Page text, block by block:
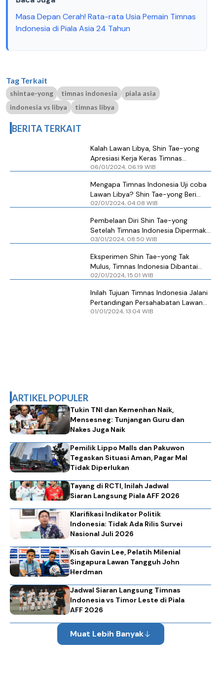
Masa Depan Cerah! Rata-rata Usia Pemain Timnas
Indonesia di Piala Asia 24 Tahun
Tag Terkait
shintae-yong timnas indonesia
piala asia
indonesia vs libya
timnas libya
BERITA TERKAIT
Kalah Lawan Libya, Shin Tae-yong
Apresiasi Kerja Keras Timnas
Indonesia
06/01/2024, 06.19 WIB
Mengapa Timnas Indonesia Uji coba
Lawan Libya? Shin Tae-yong Beri
Penjelasan Begini
02/01/2024, 04.08 WIB
Pembelaan Diri Shin Tae-yong
Setelah Timnas Indonesia Dipermak
Libya
03/01/2024, 08.50 WIB
Eksperimen Shin Tae-yong Tak
Mulus, Timnas Indonesia Dibantai
Libya 0-4
02/01/2024, 15.01 WIB
Inilah Tujuan Timnas Indonesia Jalani
Pertandingan Persahabatan Lawan
Libya
01/01/2024, 13.04 WIB
ARTIKEL POPULER
Tukin TNI dan Kemenhan Naik,
Mensesneg: Tunjangan Guru dan
Nakes Juga Naik
Pemilik Lippo Malls dan Pakuwon
Tegaskan Situasi Aman, Pagar Mal
Tidak Diperlukan
Tayang di RCTI, Inilah Jadwal
Siaran Langsung Piala AFF 2026
Klarifikasi Indikator Politik
Indonesia: Tidak Ada Rilis Survei
Nasional Juli 2026
Kisah Gavin Lee, Pelatih Milenial
Singapura Lawan Tangguh John
Herdman
Jadwal Siaran Langsung Timnas
Indonesia vs Timor Leste di Piala
AFF 2026
Muat Lebih Banyak